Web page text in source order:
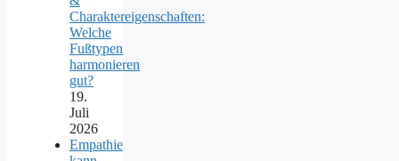
Charaktereigenschaften:
Welche
Fußtypen
harmonieren
gut?
19.
Juli
2026
Empathie